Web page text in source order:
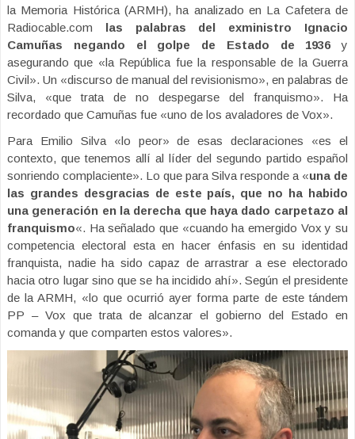
la Memoria Histórica (ARMH), ha analizado en La Cafetera de
Radiocable.com las palabras del exministro Ignacio
Camuñas negando el golpe de Estado de 1936y
asegurando que «la República fue la responsable de la Guerra
Civil». Un «discurso de manual del revisionismo», en palabras de
Silva, «que trata de no despegarse del franquismo». Ha
recordado que Camuñas fue «uno de los avaladores de Vox».
Para Emilio Silva «lo peor» de esas declaraciones «es el
contexto, que tenemos allí al líder del segundo partido español
sonriendo complaciente». Lo que para Silva responde a «una de
las grandes desgracias de este país, que no ha habido
una generación en la derecha que haya dado carpetazo al
franquismo«. Ha señalado que «cuando ha emergido Vox y su
competencia electoral esta en hacer énfasis en su identidad
franquista, nadie ha sido capaz de arrastrar a ese electorado
hacia otro lugar sino que se ha incidido ahí». Según el presidente
de la ARMH, «lo que ocurrió ayer forma parte de este tándem
PP – Vox que trata de alcanzar el gobierno del Estado en
comanda y que comparten estos valores».